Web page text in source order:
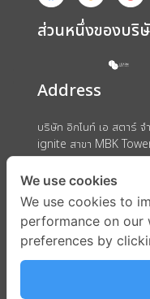
ส่วนหนึ่งของบริ
Address
บริษัท อิกไนท์ เอ สตาร์
ignite สาขา MBK
ถนนพญาไท แขวงวังให
We use cookies
We use cookies to
performance on our
preferences by